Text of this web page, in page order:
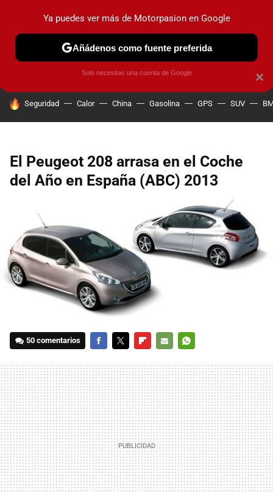
PRUEBAS COCHES ELÉCTRICOS OBSERVATORIO
HOY SE HABLA DE
Seguridad Calor China Gasolina GPS SUV
El Peugeot 208 arrasa en el Coche
del Año en España (ABC) 2013
50 comentarios
MAIL
×
Ya puedes ver más de Motorpasion en Google
Añádenos como fuente preferida
Solo necesitas una cuenta de Google